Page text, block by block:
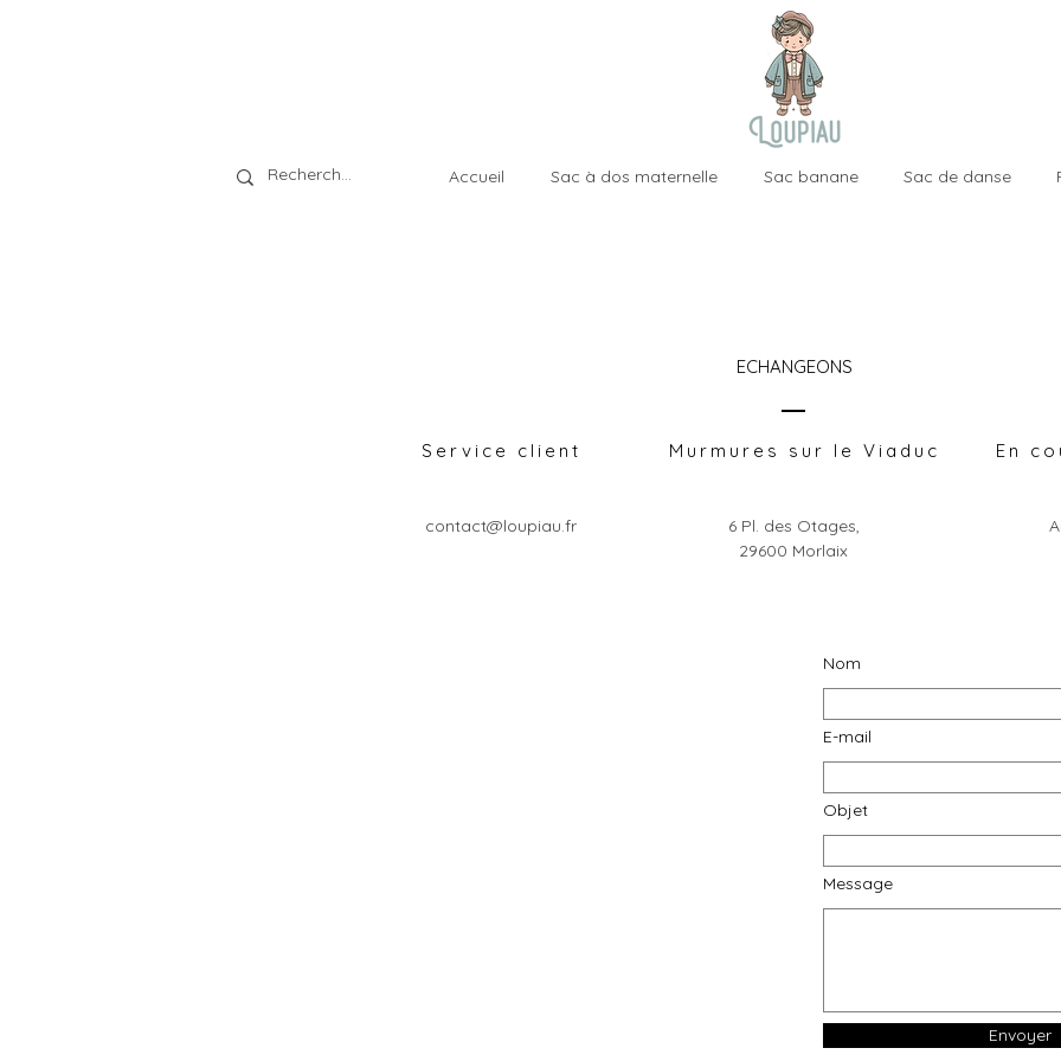
Accueil Sac à dos maternelle Sac banane Sac de danse
ECHANGEONS
Service client Murmures sur le Viaduc
contact@loupiau.fr
6 Pl. des Otages,
29600 Morlaix
En
Nom
E-mail
Objet
Message
Envoyer